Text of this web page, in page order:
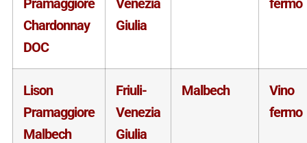
Chardonnay
DOC
Giulia
Lison
Pramaggiore
Malbech
Friuli-
Venezia
Giulia
Malbech
Vino
fermo